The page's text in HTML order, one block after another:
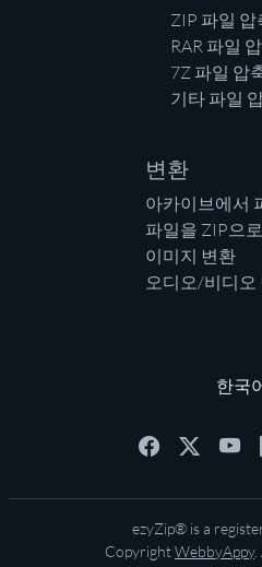
ZIP 파일 압
RAR 파일
7Z 파일 압
기타 파일
변환
아카이브에서
파일을 ZIP으
이미지 변환
오디오/비디오
한국
ezyZip® is a
CopyrightWebbyAppy.